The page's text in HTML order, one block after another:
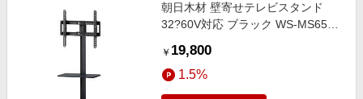
朝日木材 壁寄せテレビスタンド
32?60V対応 ブラック WS-MS650-
￥ 19,800
1.5%